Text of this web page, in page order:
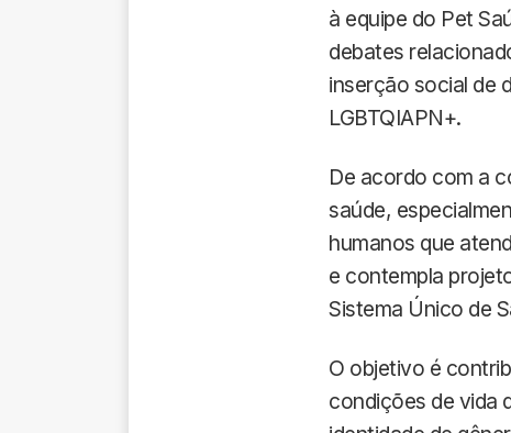
à equipe do Pet
debates
inserção social de
LGBTQIAPN+.
De acordo com a
saúde,
humanos que
e contempla
Sistema Único de
O objetivo é
condições de vida